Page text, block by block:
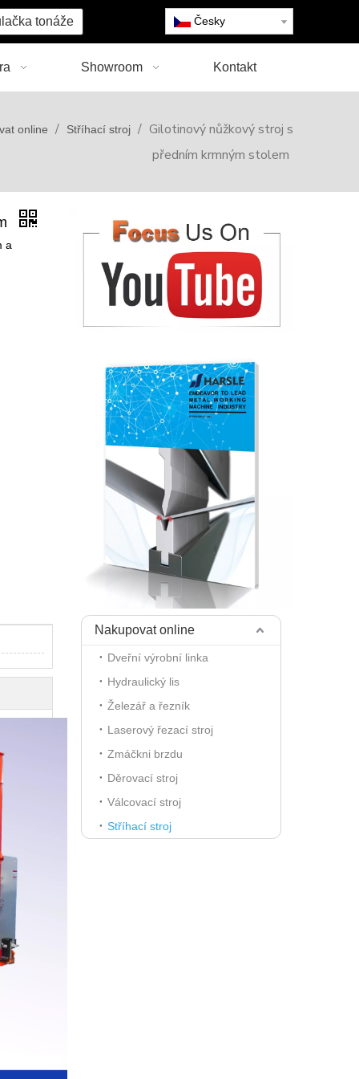
tonáže Česky
Showroom Kontakt
online / Stříhací stroj / Gilotinový nůžkový stroj s
předním krmným stolem
a
Nakupovat online
Dveřní výrobní linka
Hydraulický lis
Železář a řezník
Laserový řezací stroj
Zmáčkni brzdu
Děrovací stroj
Válcovací stroj
Stříhací stroj